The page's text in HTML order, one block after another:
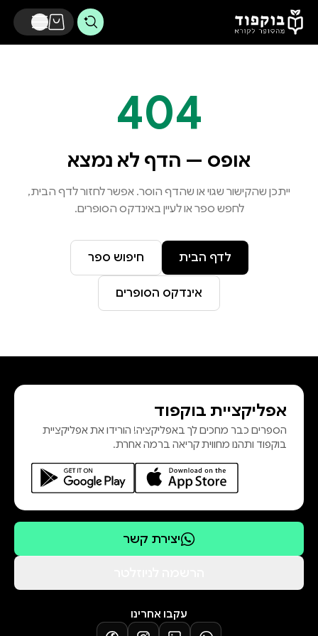
דלג לתוכן הראשי
404
אופס — הדף לא נמצא
ייתכן שהקישור שגוי או שהדף הוסר. אפשר לחזור לדף הבית,
לחפש ספר או לעיין באינדקס הסופרים.
לדף הבית חיפוש ספר
אינדקס הסופרים
אפליקציית בוקפוד
הספרים כבר מחכים לך באפליקציה! הורידו את אפליקציית
בוקפוד ותהנו מחווית קריאה ברמה אחרת.
יצירת קשר
עקבו אחרינו